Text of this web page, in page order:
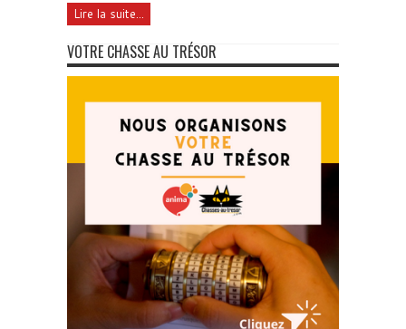
Lire la suite...
VOTRE CHASSE AU TRÉSOR